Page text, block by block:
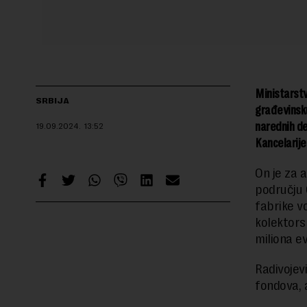
SRBIJA
19.09.2024. 13:52
narednih
On je za
području
fabrike
miliona
fondova,